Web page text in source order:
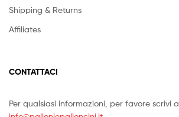
Shipping & Returns
Affiliates
CONTATTACI
Per qualsiasi informazioni, per favore scrivi a